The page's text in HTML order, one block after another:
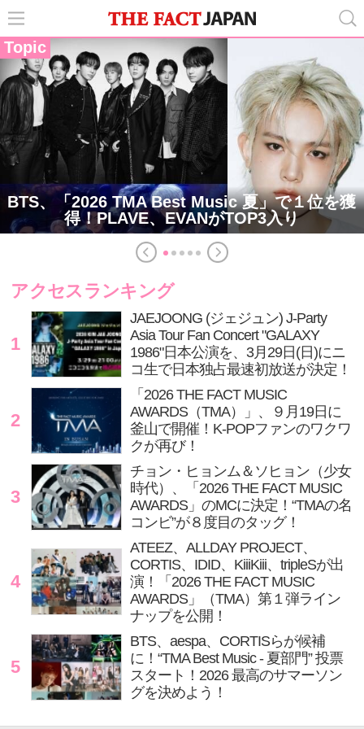
Topic
BTS、「2026 TMA Best Music 夏」で１位を獲
得！PLAVE、EVANがTOP3入り
アクセスランキング
1
JAEJOONG (ジェジュン) J-Party
Asia Tour Fan Concert "GALAXY
1986"日本公演を、3月29日(日)にニ
コ生で日本独占最速初放送が決定！
2
「2026 THE FACT MUSIC
AWARDS（TMA）」、９月19日に
釜山で開催！K-POPファンのワクワ
クが再び！
3
チョン・ヒョンム＆ソヒョン（少女
時代）、「2026 THE FACT MUSIC
AWARDS」のMCに決定！“TMAの名
コンビ”が８度目のタッグ！
4
ATEEZ、ALLDAY PROJECT、
CORTIS、IDID、KiiiKiii、tripleSが出
演！「2026 THE FACT MUSIC
AWARDS」（TMA）第１弾ライン
ナップを公開！
5
BTS、aespa、CORTISらが候補
に！“TMA Best Music - 夏部門” 投票
スタート！2026 最高のサマーソン
グを決めよう！